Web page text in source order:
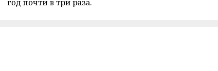
год почти в три раза.